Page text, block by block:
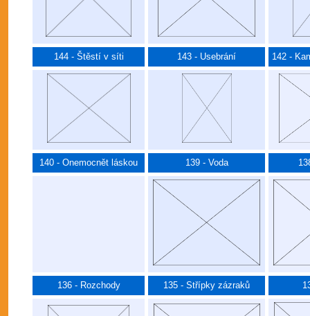
144 - Štěstí v síti 143 - Usebrání 142 -
140 - Onemocnět láskou 139 - Voda
136 - Rozchody 135 - Střípky zázraků